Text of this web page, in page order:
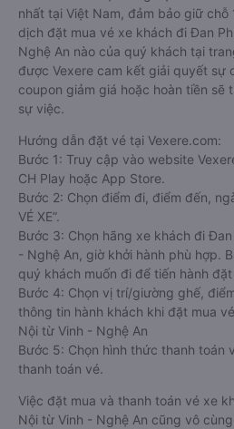
nhất tại Việt Nam, đảm bảo giữ
dịch đặt mua vé xe khách đi Đan
Nghệ An nào của quý khách tại
được Vexere cam kết giải quyết sự
coupon giảm giá hoặc hoàn tiền
sự việc.
Hướng dẫn đặt vé tại Vexere.com:
Bước 1: Truy cập vào website
CH Play hoặc App Store.
Bước 2: Chọn điểm đi, điểm đến,
VÉ XE”.
Bước 3: Chọn hãng xe khách đi
- Nghệ An, giờ khởi hành phù hợp.
quý khách muốn đi để tiến hành đặt
Bước 4: Chọn vị trí/giường ghế,
thông tin hành khách khi đặt mua
Nội từ Vinh - Nghệ An
Bước 5: Chọn hình thức thanh toán
thanh toán vé.
Việc đặt mua và thanh toán vé xe
Nội từ Vinh - Nghệ An cũng vô